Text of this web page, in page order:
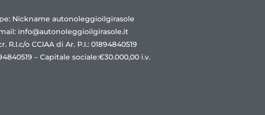
Nickname autonoleggioilgirasole
info@autonoleggioilgirasole.it
R.I.c/o CCIAA di Ar. P.I.: 01894840519
– Capitale sociale:€30.000,00 i.v.